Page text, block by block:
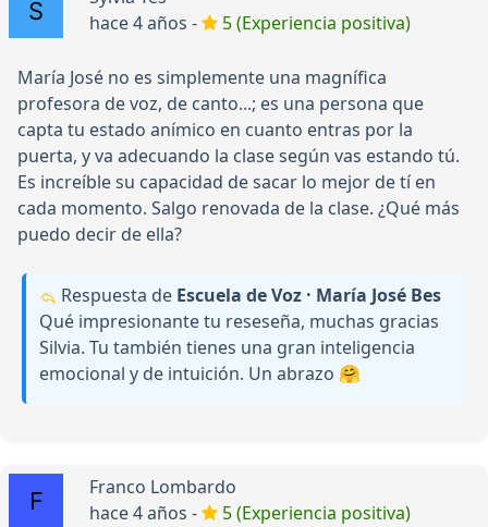
hace 4 años -
5 (Experiencia positiva)
María José no es simplemente una magnífica
profesora de voz, de canto...; es una persona que
capta tu estado anímico en cuanto entras por la
puerta, y va adecuando la clase según vas estando tú.
Es increíble su capacidad de sacar lo mejor de tí en
cada momento. Salgo renovada de la clase. ¿Qué más
puedo decir de ella?
Respuesta de Escuela de Voz · María José Bes
Qué impresionante tu reseseña, muchas gracias
Silvia. Tu también tienes una gran inteligencia
emocional y de intuición. Un abrazo 🤗
Franco Lombardo
hace 4 años -
5 (Experiencia positiva)